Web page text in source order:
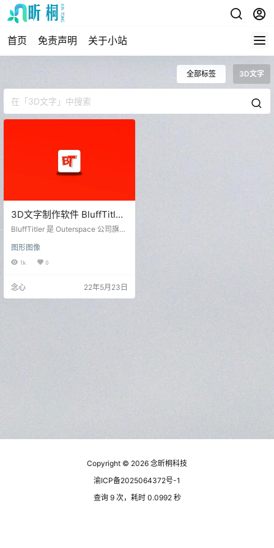
首页 免责声明 关于小站
全部标签 3D文字
3D文字制作软件 BluffTitler
Ultimate v16.6.0.4 中文免费
BluffTitler 是 Outerspace 公司旗下
作工具，可以使用它无需昂贵的费
用就能制作专业的三维动画。 程序
了内置大量的模版，BluffTitler iTV
还支持大量的特效，比如各种纹理
图形图像
1k 0
念心 22年5月23日
Copyright © 2026 念昕桐科技
渝ICP备2025064372号-1
查询 9 次，耗时 0.0992 秒